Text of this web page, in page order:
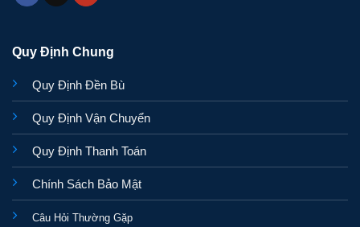
Quy Định Chung
Quy Định Đền Bù
Quy Định Vận Chuyển
Quy Định Thanh Toán
Chính Sách Bảo Mật
Câu Hỏi Thường Gặp